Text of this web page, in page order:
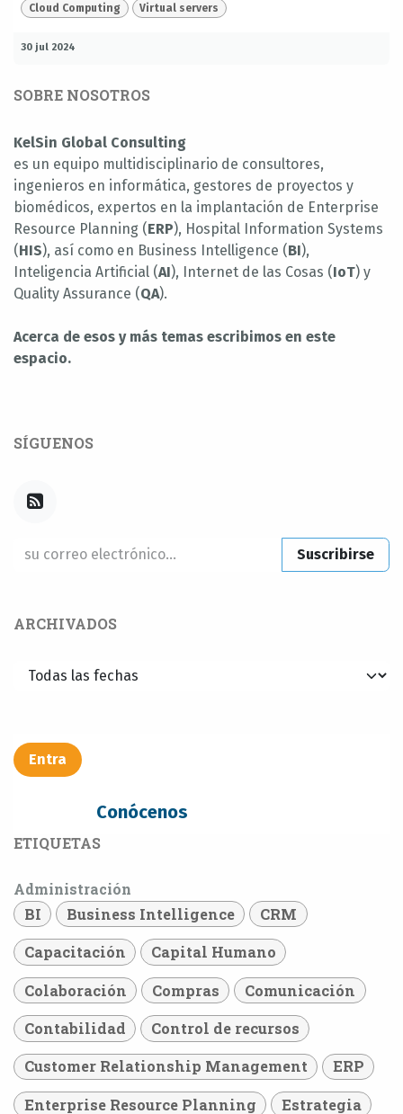
Cloud Computing Virtual servers
30 jul 2024
SOBRE NOSOTROS
KelSin Global Consulting
es un equipo multidisciplinario de consultores,
ingenieros en informática, gestores de proyectos y
biomédicos, expertos en la implantación de Enterprise
Resource Planning (ERP), Hospital Information Systems
(HIS), así como en Business Intelligence (BI),
Inteligencia Artificial (AI), Internet de las Cosas (IoT) y
Quality Assurance (QA).
Acerca de esos y más temas escribimos en este
espacio.
SÍGUENOS
Suscribirse
ARCHIVADOS
Entra​​​​
Conócenos
ETIQUETAS
Administración
BI
Business Intelligence CRM
Capacitación Capital Humano
Colaboración Compras Comunicación
Contabilidad Control de recursos
Customer Relationship Management ERP
Enterprise Resource Planning Estrategia